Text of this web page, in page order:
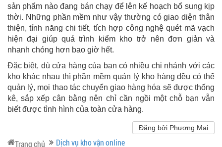
sản phẩm nào đang bán chạy để lên kế hoạch bổ sung kịp
thời. Những phần mềm như vậy thường có giao diện thân
thiện, tính năng chi tiết, tích hợp công nghệ quét mã vạch
hiện đại giúp quá trình kiểm kho trở nên đơn giản và
nhanh chóng hơn bao giờ hết.
Đặc biệt, dù cửa hàng của bạn có nhiều chi nhánh với các
kho khác nhau thì phần mềm quản lý kho hàng đều có thể
quản lý, mọi thao tác chuyển giao hàng hóa sẽ được thống
kê, sắp xếp cân bằng nên chỉ cần ngồi một chỗ bạn vẫn
biết được tình hình của toàn cửa hàng.
Đăng bởi Phương Mai
Trang chủ Dịch vụ kho vận online